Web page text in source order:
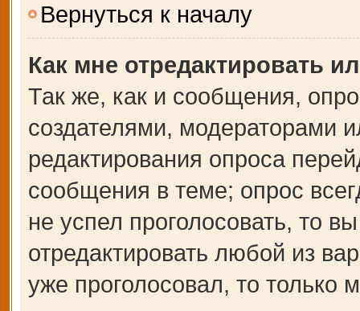
Вернуться к началу
Как мне отредактировать
Так же, как и сообщения,
создателями, модераторами
редактирования опроса
сообщения в теме; опрос
не успел проголосовать, то
отредактировать любой из
уже проголосовал, то только